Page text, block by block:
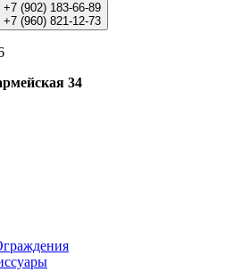
+7 (902) 183-66-89
+7 (960) 821-12-73
34